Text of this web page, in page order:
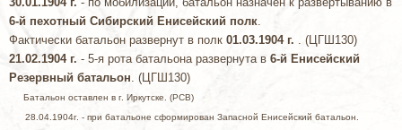
6-й пехотный Сибирский Енисейский полк.
Фактически батальон развернут в полк 01.03.1904 г. . (ЦГШ130)
21.02.1904 г. - 5-я рота батальона развернута в 6-й Енисейский
Резервный батальон. (ЦГШ130)
Батальон оставлен в г. Иркутске. (РСВ)
28.04.1904г. - при батальоне сформирован Запасной Енисейский батальон.